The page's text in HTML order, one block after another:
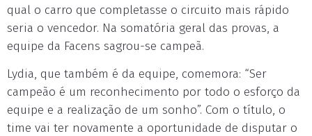
qual o carro que completasse o circuito mais rápido
seria o vencedor. Na somatória geral das provas, a
equipe da Facens sagrou-se campeã.
Lydia, que também é da equipe, comemora: “Ser
campeão é um reconhecimento por todo o esforço da
equipe e a realização de um sonho”. Com o título, o
time vai ter novamente a oportunidade de disputar o